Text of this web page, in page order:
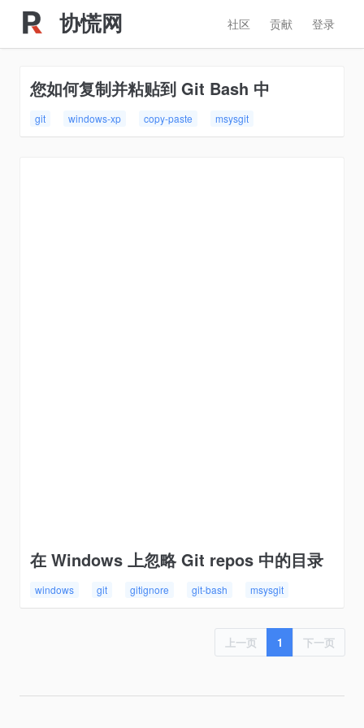
协慌网 登录
贡献
社区
您如何复制并粘贴到 Git Bash 中
git windows-xp copy-paste msysgit
在 Windows 上忽略 Git repos 中的目录
windows git gitignore git-bash msysgit
上一页 1 下一页